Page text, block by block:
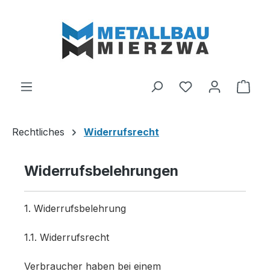
Du hast 0
Rechtliches Widerrufsrecht
Widerrufsbelehrungen
1. Widerrufsbelehrung
1.1. Widerrufsrecht
Verbraucher haben bei einem